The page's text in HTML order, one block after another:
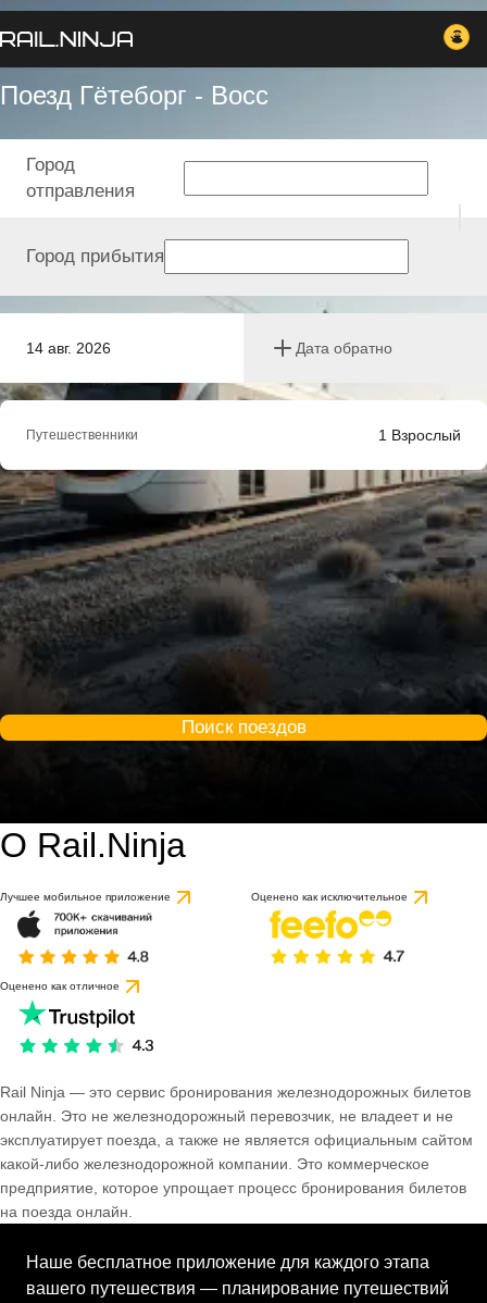
Поезд Гётеборг - Восс
14 авг. 2026 Дата обратно
Город
отправления
Город прибытия
Путешественники 1 Взрослый
Поиск поездов
О Rail.Ninja
Лучшее мобильное приложение Оценено как исключительное
Оценено как отличное
Rail Ninja — это сервис бронирования железнодорожных билетов
онлайн. Это не железнодорожный перевозчик, не владеет и не
эксплуатирует поезда, а также не является официальным сайтом
какой-либо железнодорожной компании. Это коммерческое
предприятие, которое упрощает процесс бронирования билетов
на поезда онлайн.
Наше бесплатное приложение для каждого этапа
вашего путешествия — планирование путешествий